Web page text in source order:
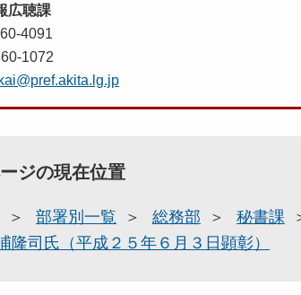
広聴課
4091
1072
ジの現在位置
部署別一覧 総務部 秘書課
隆司氏（平成２５年６月３日顕彰）